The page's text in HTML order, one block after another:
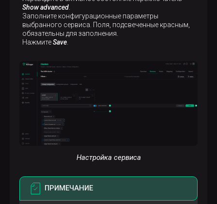
Show advanced
Заполните конфигурационные параметры
выбранного сервиса. Поля, подсвеченные красным,
обязательны для заполнения.
НажмитеSave
Настройка сервиса
ПРИМЕЧАНИЕ